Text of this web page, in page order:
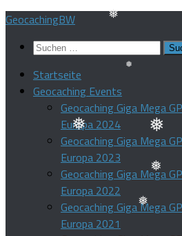
❅
❅
❅
❅
❅
❅
Zum
springen
GeocachingBW
Suchen
Startseite
Geocaching Events
Geocaching Giga Mega
Europa 2024
Geocaching Giga Mega
Europa 2023
Geocaching Giga Mega
Europa 2022
Geocaching Giga Mega
Europa 2021